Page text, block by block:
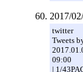
2017/
twitter
Tweets
09:00
| 1/